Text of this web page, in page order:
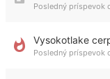
Posledný príspevok
Vysokotlake
Posledný príspevok